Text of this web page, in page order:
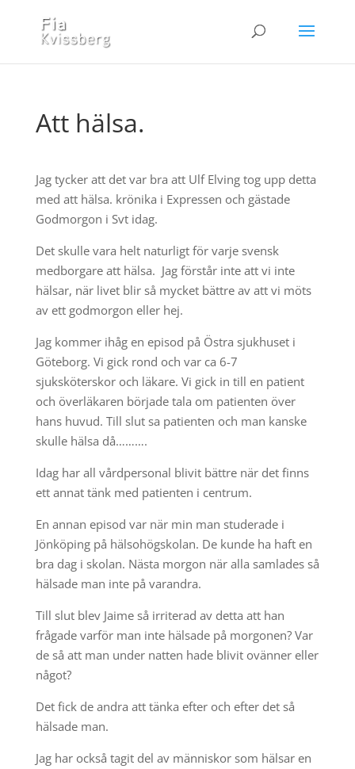
Att hälsa.
Jag tycker att det var bra att Ulf Elving tog upp detta
med att hälsa. krönika i Expressen och gästade
Godmorgon i Svt idag.
Det skulle vara helt naturligt för varje svensk
medborgare att hälsa. Jag förstår inte att vi inte
hälsar, när livet blir så mycket bättre av att vi möts
av ett godmorgon eller hej.
Jag kommer ihåg en episod på Östra sjukhuset i
Göteborg. Vi gick rond och var ca 6-7
sjuksköterskor och läkare. Vi gick in till en patient
och överläkaren började tala om patienten över
hans huvud. Till slut sa patienten och man kanske
skulle hälsa då……….
Idag har all vårdpersonal blivit bättre när det finns
ett annat tänk med patienten i centrum.
En annan episod var när min man studerade i
Jönköping på hälsohögskolan. De kunde ha haft en
bra dag i skolan. Nästa morgon när alla samlades så
hälsade man inte på varandra.
Till slut blev Jaime så irriterad av detta att han
frågade varför man inte hälsade på morgonen? Var
de så att man under natten hade blivit ovänner eller
något?
Det fick de andra att tänka efter och efter det så
hälsade man.
Jag har också tagit del av människor som hälsar en